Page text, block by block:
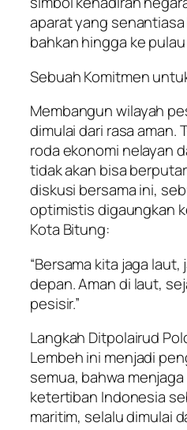
aparat yang
bahkan hingga ke
Sebuah Komitmen
Membangun wilayah
dimulai dari rasa aman.
roda ekonomi nelayan
tidak akan bisa
diskusi bersama ini,
optimistis digaungkan
Kota Bitung:
“Bersama kita jaga
depan. Aman di laut,
pesisir.”
Langkah Ditpolairud
Lembeh ini menjadi
semua, bahwa
ketertiban Indonesia
maritim, selalu dimulai